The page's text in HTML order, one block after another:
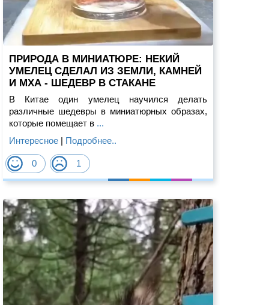
ПРИРОДА В МИНИАТЮРЕ: НЕКИЙ
УМЕЛЕЦ СДЕЛАЛ ИЗ ЗЕМЛИ, КАМНЕЙ
И МХА - ШЕДЕВР В СТАКАНЕ
В Китае один умелец научился делать
различные шедевры в миниатюрных образах,
которые помещает в ...
Интересное | Подробнее..
0 1